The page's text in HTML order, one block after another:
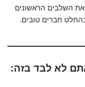
את השלבים הראשונים
חברים טובים.
לא לבד בזה: